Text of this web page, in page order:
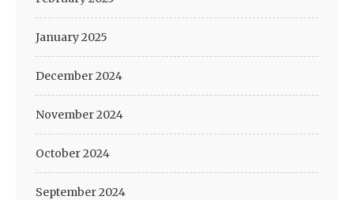
January 2025
December 2024
November 2024
October 2024
September 2024